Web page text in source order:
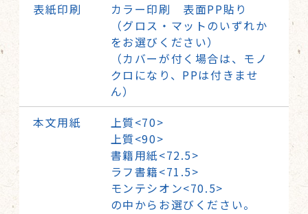
表紙印刷
カラー印刷 表面PP貼り
（グロス・マットのいずれか
をお選びください）
（カバーが付く場合は、モノ
クロになり、PPは付きませ
ん）
本文用紙
上質<70>
上質<90>
書籍用紙<72.5>
ラフ書籍<71.5>
モンテシオン<70.5>
の中からお選びください。